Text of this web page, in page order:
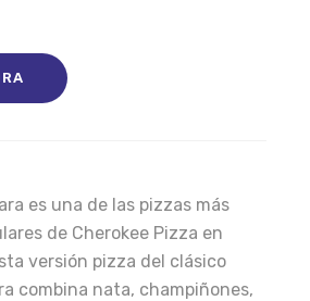
es una de las pizzas más
de Cherokee Pizza en
versión pizza del clásico
combina nata, champiñones,